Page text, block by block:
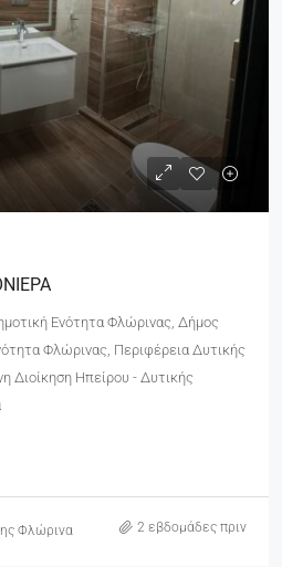
Ενότητα Φλώρινας, Δήμος
Φλώρινας, Περιφέρεια Δυτικής
Διοίκηση Ηπείρου - Δυτικής
Φλώρινα 2 εβδομάδες πριν